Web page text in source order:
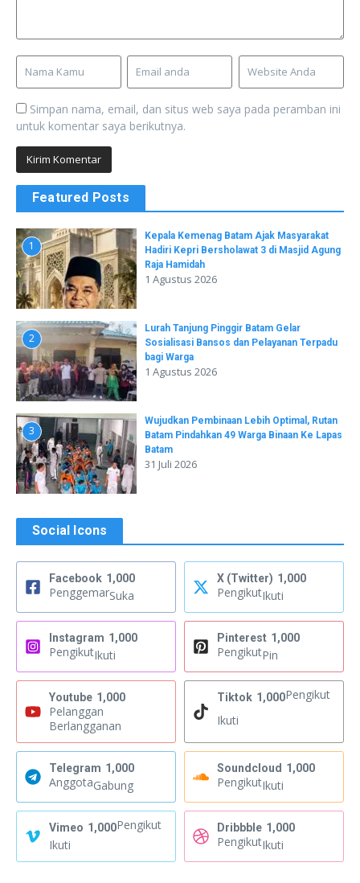
Simpan nama, email, dan situs web saya pada peramban ini
untuk komentar saya berikutnya.
Featured Posts
1
Kepala Kemenag Batam Ajak Masyarakat
Hadiri Kepri Bersholawat 3 di Masjid Agung
Raja Hamidah
1 Agustus 2026
2
Lurah Tanjung Pinggir Batam Gelar
Sosialisasi Bansos dan Pelayanan Terpadu
bagi Warga
1 Agustus 2026
3
Wujudkan Pembinaan Lebih Optimal, Rutan
Batam Pindahkan 49 Warga Binaan Ke Lapas
Batam
31 Juli 2026
Social Icons
Facebook 1,000
PenggemarSuka
X (Twitter) 1,000
PengikutIkuti
Instagram 1,000
PengikutIkuti
Pinterest 1,000
PengikutPin
Youtube 1,000
Pelanggan
Berlangganan
Tiktok 1,000Pengikut
Ikuti
Telegram 1,000
AnggotaGabung
Soundcloud 1,000
PengikutIkuti
Vimeo 1,000Pengikut
Ikuti
Dribbble 1,000
PengikutIkuti